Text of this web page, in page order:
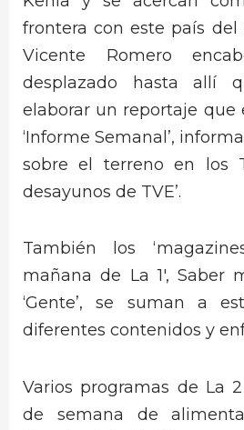
frontera con este país del
Vicente Romero
desplazado hasta allí
elaborar un reportaje que
‘Informe Semanal’,
sobre el terreno en los
desayunos de TVE’.
También los
mañana de La 1′, Saber
‘Gente’, se suman a
diferentes contenidos y
Varios programas de La
de semana de